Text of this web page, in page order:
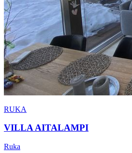
RUKA
VILLA AITALAMPI
Ruka